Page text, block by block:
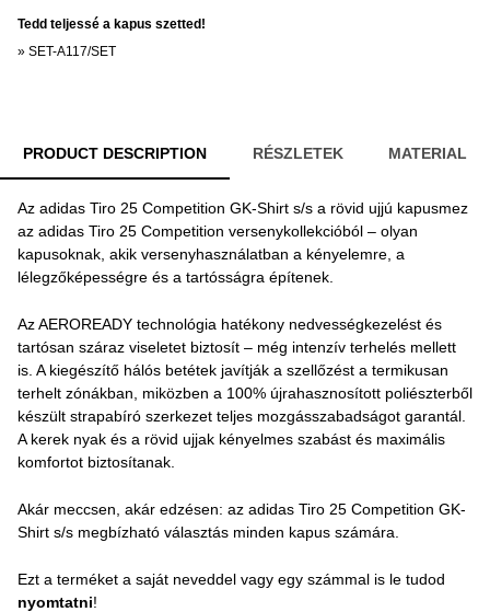
Tedd teljessé a kapus szetted!
» SET-A117/SET
PRODUCT DESCRIPTION RÉSZLETEK MATERIAL
Az adidas Tiro 25 Competition GK-Shirt s/s a rövid ujjú kapusmez
az adidas Tiro 25 Competition versenykollekcióból – olyan
kapusoknak, akik versenyhasználatban a kényelemre, a
lélegzőképességre és a tartósságra építenek.
Az AEROREADY technológia hatékony nedvességkezelést és
tartósan száraz viseletet biztosít – még intenzív terhelés mellett
is. A kiegészítő hálós betétek javítják a szellőzést a termikusan
terhelt zónákban, miközben a 100% újrahasznosított poliészterből
készült strapabíró szerkezet teljes mozgásszabadságot garantál.
A kerek nyak és a rövid ujjak kényelmes szabást és maximális
komfortot biztosítanak.
Akár meccsen, akár edzésen: az adidas Tiro 25 Competition GK-
Shirt s/s megbízható választás minden kapus számára.
Ezt a terméket a saját neveddel vagy egy számmal is le tudod
nyomtatni!